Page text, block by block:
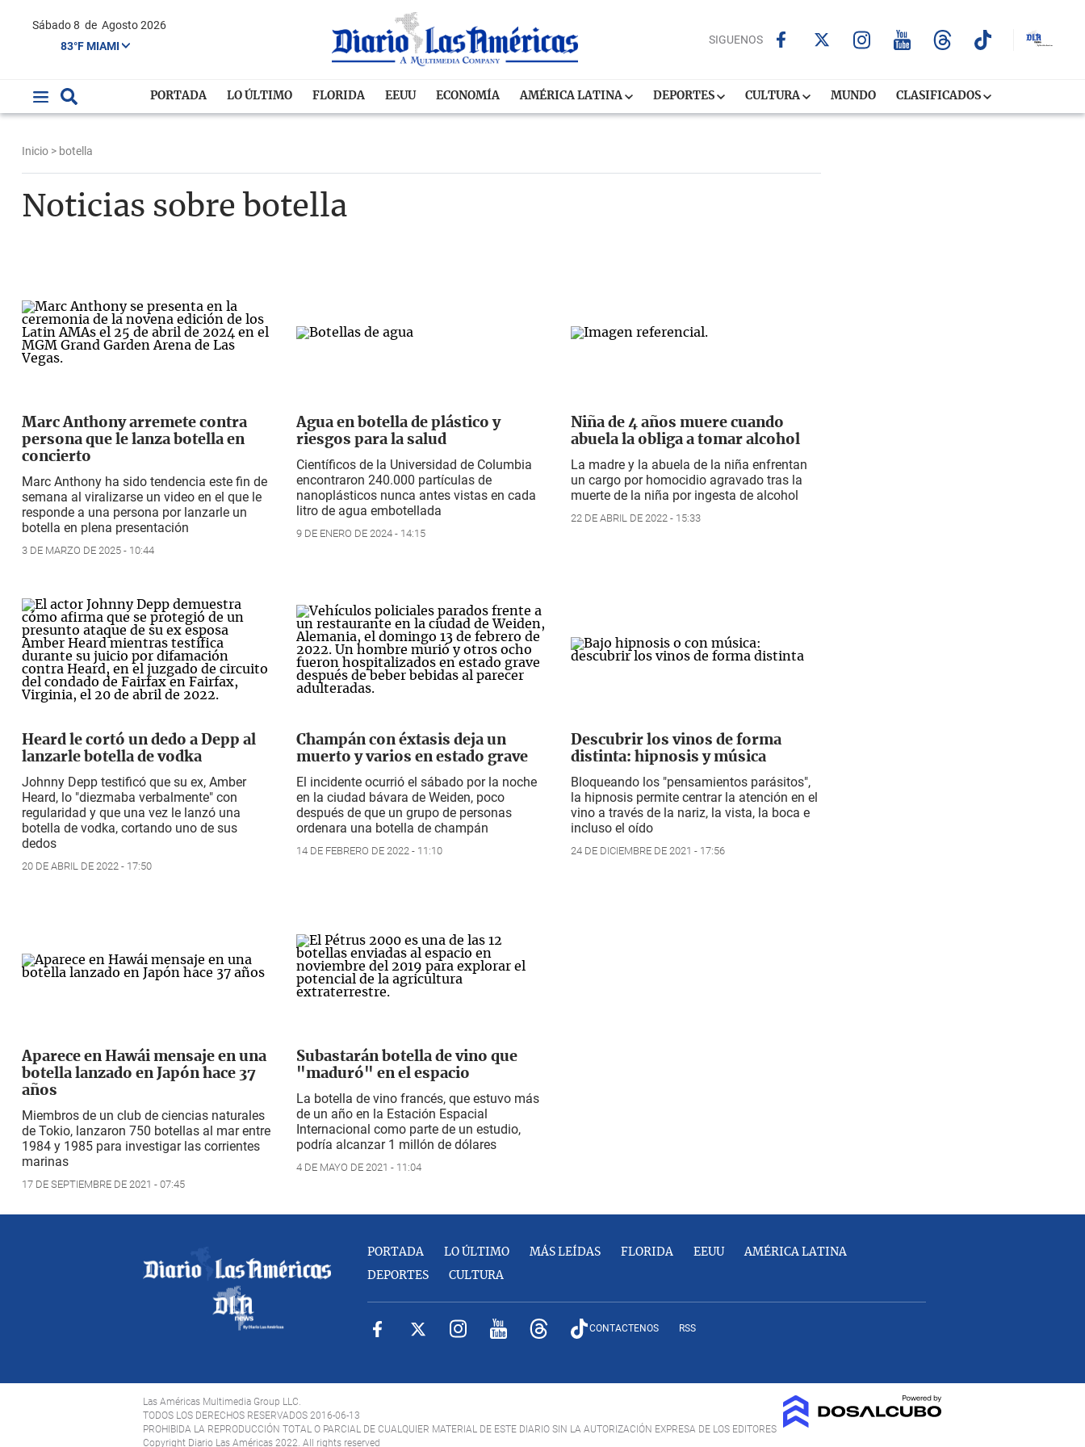
Sábado 8 de Agosto 2026
83°F MIAMI
SIGUENOS
PORTADA LO ÚLTIMO FLORIDA EEUU ECONOMÍA AMÉRICA LATINA DEPORTES CULTURA MUNDO CLASIFICADOS
Inicio > botella
Noticias sobre botella
Marc Anthony arremete contra
persona que le lanza botella en
concierto
Marc Anthony ha sido tendencia este fin de
semana al viralizarse un video en el que le
responde a una persona por lanzarle un
botella en plena presentación
3 DE MARZO DE 2025 - 10:44
Agua en botella de plástico y
riesgos para la salud
Científicos de la Universidad de Columbia
encontraron 240.000 partículas de
nanoplásticos nunca antes vistas en cada
litro de agua embotellada
9 DE ENERO DE 2024 - 14:15
Niña de 4 años muere cuando
abuela la obliga a tomar alcohol
La madre y la abuela de la niña enfrentan
un cargo por homocidio agravado tras la
muerte de la niña por ingesta de alcohol
22 DE ABRIL DE 2022 - 15:33
Heard le cortó un dedo a Depp al
lanzarle botella de vodka
Johnny Depp testificó que su ex, Amber
Heard, lo "diezmaba verbalmente" con
regularidad y que una vez le lanzó una
botella de vodka, cortando uno de sus
dedos
20 DE ABRIL DE 2022 - 17:50
Champán con éxtasis deja un
muerto y varios en estado grave
El incidente ocurrió el sábado por la noche
en la ciudad bávara de Weiden, poco
después de que un grupo de personas
ordenara una botella de champán
14 DE FEBRERO DE 2022 - 11:10
Descubrir los vinos de forma
distinta: hipnosis y música
Bloqueando los "pensamientos parásitos",
la hipnosis permite centrar la atención en el
vino a través de la nariz, la vista, la boca e
incluso el oído
24 DE DICIEMBRE DE 2021 - 17:56
Aparece en Hawái mensaje en una
botella lanzado en Japón hace 37
años
Miembros de un club de ciencias naturales
de Tokio, lanzaron 750 botellas al mar entre
1984 y 1985 para investigar las corrientes
marinas
17 DE SEPTIEMBRE DE 2021 - 07:45
Subastarán botella de vino que
"maduró" en el espacio
La botella de vino francés, que estuvo más
de un año en la Estación Espacial
Internacional como parte de un estudio,
podría alcanzar 1 millón de dólares
4 DE MAYO DE 2021 - 11:04
PORTADA LO ÚLTIMO MÁS LEÍDAS FLORIDA EEUU AMÉRICA LATINA
DEPORTES CULTURA
CONTACTENOS RSS
Las Américas Multimedia Group LLC.
TODOS LOS DERECHOS RESERVADOS 2016-06-13
PROHIBIDA LA REPRODUCCIÓN TOTAL O PARCIAL DE CUALQUIER MATERIAL DE ESTE DIARIO SIN LA AUTORIZACIÓN EXPRESA DE LOS EDITORES
Copyright Diario Las Américas 2022. All rights reserved